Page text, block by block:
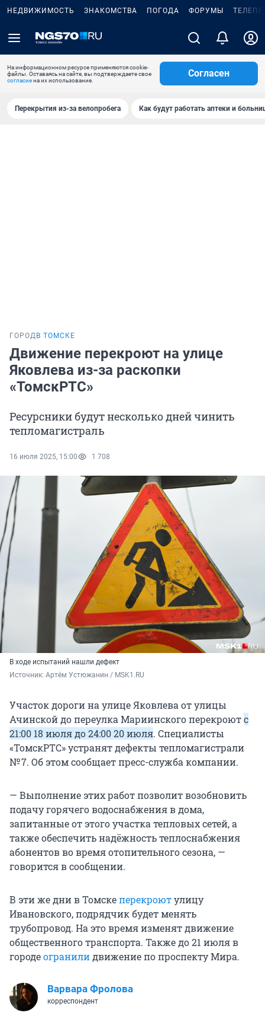
НЕДВИЖИМОСТЬ ЗНАКОМСТВА ПОГОДА ФОРУМЫ
На информационном ресурсе применяются cookie-
файлы. Оставаясь на сайте, вы подтверждаете свое
согласиена их использование.
Согласен
Перекрытия из-за велопробега Как будут работать аптеки и
ГОРОД В ТОМСКЕ
Движение перекроют на улице
Яковлева из-за раскопки
«ТомскРТС»
Ресурсники будут несколько дней чинить
тепломагистраль
16 июля 2025, 15:00 1 708
В ходе испытаний нашли дефект
Источник: Артём Устюжанин / MSK1.RU
Участок дороги на улице Яковлева от улицы
Ачинской до переулка Мариинского перекроютс
21:00 18 июля до 24:00 20 июля. Специалисты
«ТомскРТС» устранят дефекты тепломагистрали
№ 7. Об этом сообщает пресс-служба компании.
— Выполнение этих работ позволит возобновить
подачу горячего водоснабжения в дома,
запитанные от этого участка тепловых сетей, а
также обеспечить надёжность теплоснабжения
абонентов во время отопительного сезона, —
говорится в сообщении.
В эти же дни в Томскеперекроютулицу
Ивановского, подрядчик будет менять
трубопровод. На это время изменят движение
общественного транспорта. Также до 21 июля в
городеогранилидвижение по проспекту Мира.
Варвара Фролова
корреспондент